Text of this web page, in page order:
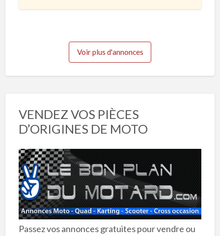
2
e
Voir plus d'annonces
VENDEZ VOS PIÈCES
D’ORIGINES DE MOTO
Passez vos annonces gratuites pour vendre ou